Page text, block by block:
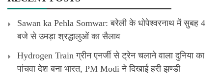
Sawan ka Pehla Somwar: बरेली के धोपेश्वरनाथ में सुबह 4
बजे से उमड़ा श्रद्धालुओं का सैलाव
Hydrogen Train ग्रीन एनर्जी से ट्रेन चलाने वाला दुनिया का
पांचवा देश बना भारत, PM Modi ने दिखाई हरी झण्डी